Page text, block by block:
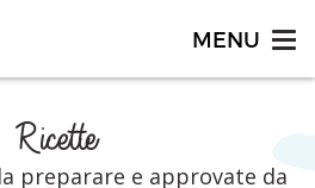
Ricette
preparare e approvate da